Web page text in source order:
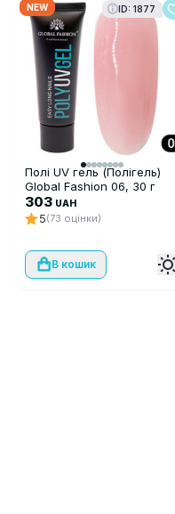
NEW ID: 1877
Полі UV гель (Полігель)
Global Fashion 06, 30 г
303 UAH
5(73 оцінки)
В кошик